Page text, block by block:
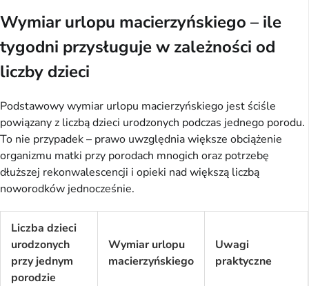
Wymiar urlopu macierzyńskiego – ile
tygodni przysługuje w zależności od
liczby dzieci
Podstawowy wymiar urlopu macierzyńskiego jest ściśle
powiązany z liczbą dzieci urodzonych podczas jednego porodu.
To nie przypadek – prawo uwzględnia większe obciążenie
organizmu matki przy porodach mnogich oraz potrzebę
dłuższej rekonwalescencji i opieki nad większą liczbą
noworodków jednocześnie.
Liczba dzieci
urodzonych
przy jednym
porodzie
Wymiar urlopu
macierzyńskiego
Uwagi
praktyczne